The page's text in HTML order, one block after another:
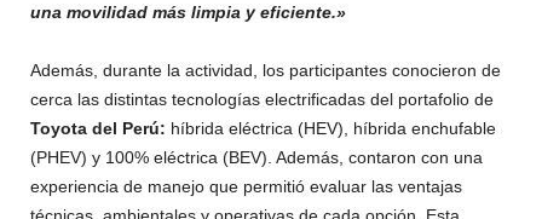
una movilidad más limpia y eficiente.»
Además, durante la actividad, los participantes conocieron de
cerca las distintas tecnologías electrificadas del portafolio de
Toyota del Perú: híbrida eléctrica (HEV), híbrida enchufable
(PHEV) y 100% eléctrica (BEV). Además, contaron con una
experiencia de manejo que permitió evaluar las ventajas